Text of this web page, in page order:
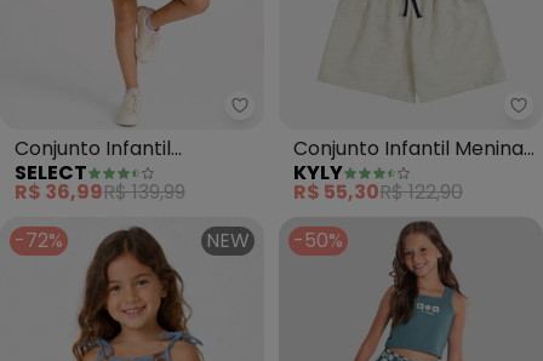
Select - Conjunto Infantil
Conjunto Infantil
Feminino Saia e Blusa
(Azul)
SELECT
R$ 36,99R$ 139,99
Conjunto Infantil Menina
Libélula (Azul Marinho)
KYLY
R$ 55,30R$ 122,90
-72%
NEW -50%